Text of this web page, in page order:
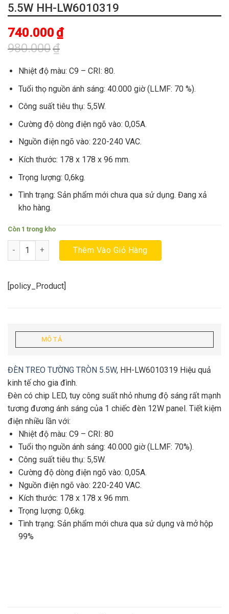
5.5W HH-LW6010319
980.000₫
gốc
là:
980.000₫.
740.000 ₫
hiện
tại
740.000₫.
Nhiệt độ màu: C9 – CRI: 80.
Tuổi thọ nguồn ánh sáng: 40.000 giờ (LLMF: 70 %).
Công suất tiêu thụ: 5,5W.
Cường độ dòng điện ngõ vào: 0,05A.
Nguồn điện ngõ vào: 220-240 VAC.
Kích thước: 178 x 178 x 96 mm.
Trọng lượng: 0,6kg.
Tình trạng: Sản phẩm mới chưa qua sử dụng. Đang xả
kho hàng.
Còn 1 trong kho
THANH LÝ - ĐÈN TREO TƯỜNG TRÒN 5.5W HH-LW6010319 số
Thêm Vào Giỏ Hàng
[policy_Product]
MÔ TẢ
ĐÈN TREO TƯỜNG TRÒN 5.5W, HH-LW6010319 Hiệu quả
kinh tế cho gia đình.
Đèn có chip LED, tuy công suất nhỏ nhưng độ sáng rất mạnh
tương đương ánh sáng của 1 chiếc đèn 12W panel. Tiết kiệm
điện nhiều lần với:
Nhiệt độ màu: C9 – CRI: 80
Tuổi thọ nguồn ánh sáng: 40.000 giờ (LLMF: 70%).
Công suất tiêu thụ: 5,5W.
Cường độ dòng điện ngõ vào: 0,05A.
Nguồn điện ngõ vào: 220-240 VAC.
Kích thước: 178 x 178 x 96 mm.
Trọng lượng: 0,6kg.
Tình trạng: Sản phẩm mới chưa qua sử dụng và mở hộp
99%